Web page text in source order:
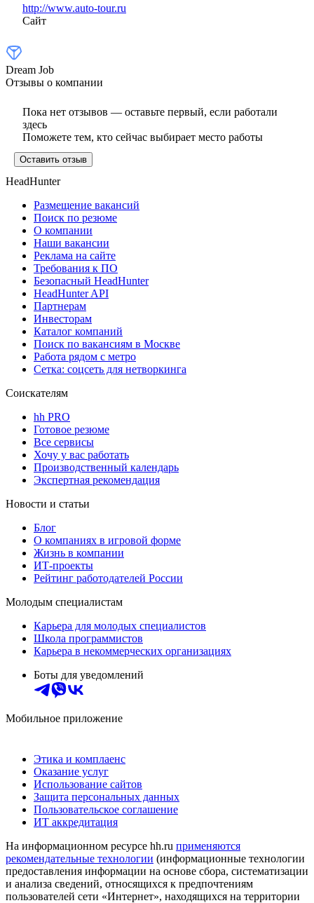
http://www.auto-tour.ru
Сайт
Dream Job
Отзывы о компании
Пока нет отзывов — оставьте первый, если работали
здесь
Поможете тем, кто сейчас выбирает место работы
Оставить отзыв
HeadHunter
Размещение вакансий
Поиск по резюме
О компании
Наши вакансии
Реклама на сайте
Требования к ПО
Безопасный HeadHunter
HeadHunter API
Партнерам
Инвесторам
Каталог компаний
Поиск по вакансиям в Москве
Работа рядом с метро
Сетка: соцсеть для нетворкинга
Соискателям
hh PRO
Готовое резюме
Все сервисы
Хочу у вас работать
Производственный календарь
Экспертная рекомендация
Новости и статьи
Блог
О компаниях в игровой форме
Жизнь в компании
ИТ-проекты
Рейтинг работодателей России
Молодым специалистам
Карьера для молодых специалистов
Школа программистов
Карьера в некоммерческих организациях
Боты для уведомлений
Мобильное приложение
Этика и комплаенс
Оказание услуг
Использование сайтов
Защита персональных данных
Пользовательское соглашение
ИТ аккредитация
На информационном ресурсе hh.ru применяются
рекомендательные технологии (информационные технологии
предоставления информации на основе сбора, систематизации
и анализа сведений, относящихся к предпочтениям
пользователей сети «Интернет», находящихся на территории